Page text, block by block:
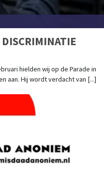
hielden wij op de Parade in
aan. Hij wordt verdacht van [...]